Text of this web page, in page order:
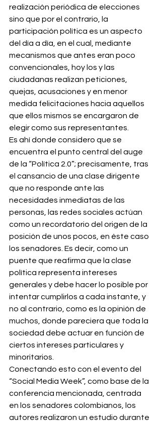
realización periódica de elecciones
sino que por el contrario, la
participación política es un aspecto
del día a día, en el cual, mediante
mecanismos que antes eran poco
convencionales, hoy los y las
ciudadanas realizan peticiones,
quejas, acusaciones y en menor
medida felicitaciones hacia aquellos
que ellos mismos se encargaron de
elegir como sus representantes.
Es ahí donde considero que se
encuentra el punto central del auge
de la “Política 2.0”; precisamente, tras
el cansancio de una clase dirigente
que no responde ante las
necesidades inmediatas de las
personas, las redes sociales actúan
como un recordatorio del origen de la
posición de unos pocos, en éste caso
los senadores. Es decir, como un
puente que reafirma que la clase
política representa intereses
generales y debe hacer lo posible por
intentar cumplirlos a cada instante, y
no al contrario, como es la opinión de
muchos, donde pareciera que toda la
sociedad debe actuar en función de
ciertos intereses particulares y
minoritarios.
Conectando esto con el evento del
“Social Media Week”, como base de la
conferencia mencionada, centrada
en los senadores colombianos, los
autores realizaron un estudio durante